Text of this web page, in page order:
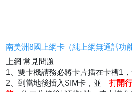
南美洲8國上網卡（純上網無通話功能
上網 常見問題
1、雙卡機請務必將卡片插在卡槽1
2、到當地後插入SIM卡，並
打開